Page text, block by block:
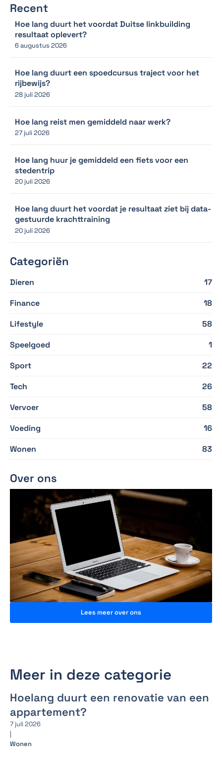
Recent
Hoe lang duurt het voordat Duitse linkbuilding
resultaat oplevert?
6 augustus 2026
Hoe lang duurt een spoedcursus traject voor het
rijbewijs?
28 juli 2026
Hoe lang reist men gemiddeld naar werk?
27 juli 2026
Hoe lang huur je gemiddeld een fiets voor een
stedentrip
20 juli 2026
Hoe lang duurt het voordat je resultaat ziet bij data-
gestuurde krachttraining
20 juli 2026
Categoriën
Dieren
17
Finance
18
Lifestyle
58
Speelgoed
1
Sport
22
Tech
26
Vervoer
58
Voeding
16
Wonen
83
Over ons
Lees meer over ons
Meer in deze categorie
Hoelang duurt een renovatie van een
appartement?
7 juli 2026
|
Wonen